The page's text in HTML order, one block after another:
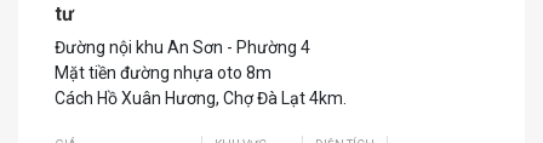
tư
Đường nội khu An Sơn - Phường 4
Mặt tiền đường nhựa oto 8m
Cách Hồ Xuân Hương, Chợ Đà Lạt 4km.